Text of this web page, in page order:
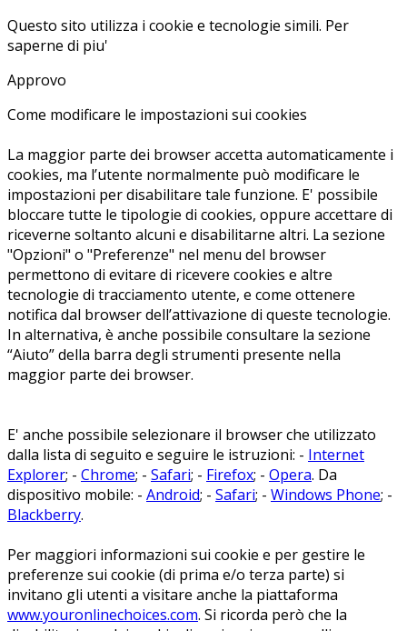
Questo sito utilizza i cookie e tecnologie simili. Per
saperne di piu'
Approvo
Come modificare le impostazioni sui cookies
La maggior parte dei browser accetta automaticamente i
cookies, ma l’utente normalmente può modificare le
impostazioni per disabilitare tale funzione. E' possibile
bloccare tutte le tipologie di cookies, oppure accettare di
riceverne soltanto alcuni e disabilitarne altri. La sezione
"Opzioni" o "Preferenze" nel menu del browser
permettono di evitare di ricevere cookies e altre
tecnologie di tracciamento utente, e come ottenere
notifica dal browser dell’attivazione di queste tecnologie.
In alternativa, è anche possibile consultare la sezione
“Aiuto” della barra degli strumenti presente nella
maggior parte dei browser.
E' anche possibile selezionare il browser che utilizzato
dalla lista di seguito e seguire le istruzioni: - Internet
Explorer; - Chrome; - Safari; - Firefox; - Opera. Da
dispositivo mobile: - Android; - Safari; - Windows Phone; -
Blackberry.
Per maggiori informazioni sui cookie e per gestire le
preferenze sui cookie (di prima e/o terza parte) si
invitano gli utenti a visitare anche la piattaforma
www.youronlinechoices.com. Si ricorda però che la